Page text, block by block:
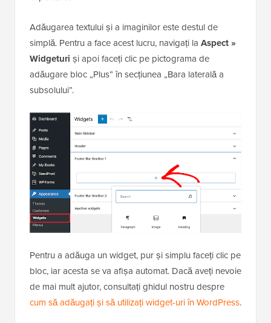
Adăugarea textului și a imaginilor este destul de
simplă. Pentru a face acest lucru, navigați la Aspect »
Widgeturi și apoi faceți clic pe pictograma de
adăugare bloc „Plus” în secțiunea „Bara laterală a
subsolului”.
Pentru a adăuga un widget, pur și simplu faceți clic pe
bloc, iar acesta se va afișa automat. Dacă aveți nevoie
de mai mult ajutor, consultați ghidul nostru despre
cum să adăugați și să utilizați widget-uri în WordPress.